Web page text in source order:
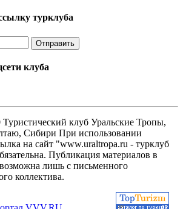
турклуба
клуба
клуб Уральские Тропы,
Сибири При использовании
на сайт "www.uraltropa.ru - турклуб
Публикация материалов в
лишь с письменного
коллектива.